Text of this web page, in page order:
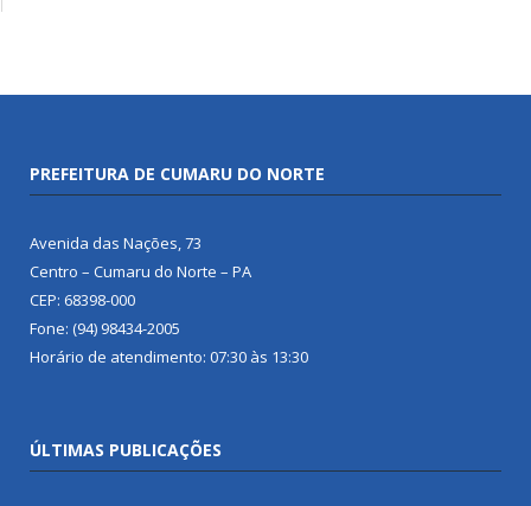
PREFEITURA DE CUMARU DO NORTE
Avenida das Nações, 73
Centro – Cumaru do Norte – PA
CEP: 68398-000
Fone: (94) 98434-2005
Horário de atendimento: 07:30 às 13:30
ÚLTIMAS PUBLICAÇÕES